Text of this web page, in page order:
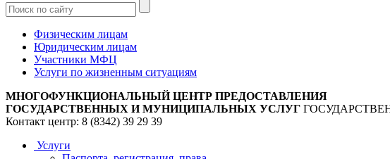
Физическим лицам
Юридическим лицам
Участники МФЦ
Услуги по жизненным ситуациям
МНОГОФУНКЦИОНАЛЬНЫЙ ЦЕНТР ПРЕДОСТАВЛЕНИЯ
ГОСУДАРСТВЕННЫХ И МУНИЦИПАЛЬНЫХ УСЛУГ
Контакт центр: 8 (8342) 39 29 39
Услуги